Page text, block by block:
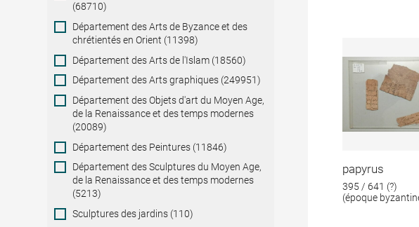
(68710)
Département des Arts de Byzance et des
chrétientés en Orient (11398)
Département des Arts de l'Islam (18560)
Département des Arts graphiques (249951)
Département des Objets d'art du Moyen Age,
de la Renaissance et des temps modernes
(20089)
Département des Peintures (11846)
Département des Sculptures du Moyen Age,
de la Renaissance et des temps modernes
(5213)
Sculptures des jardins (110)
papyrus
395 / 641 (?)
(époque